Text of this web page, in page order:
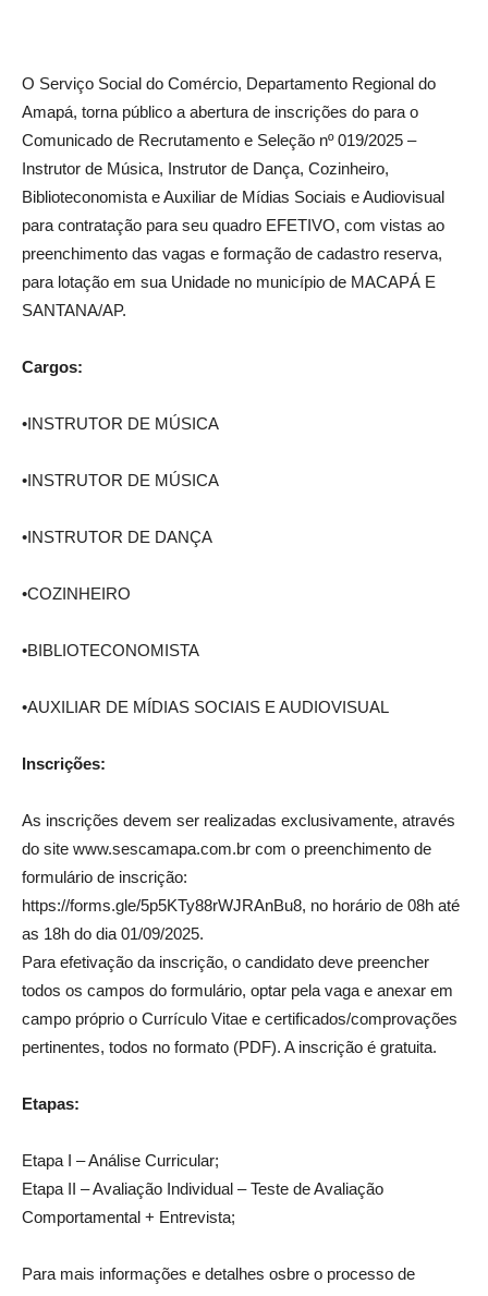
O Serviço Social do Comércio, Departamento Regional do
Amapá, torna público a abertura de inscrições do para o
Comunicado de Recrutamento e Seleção nº 019/2025 –
Instrutor de Música, Instrutor de Dança, Cozinheiro,
Biblioteconomista e Auxiliar de Mídias Sociais e Audiovisual
para contratação para seu quadro EFETIVO, com vistas ao
preenchimento das vagas e formação de cadastro reserva,
para lotação em sua Unidade no município de MACAPÁ E
SANTANA/AP.
Cargos:
•INSTRUTOR DE MÚSICA
•INSTRUTOR DE MÚSICA
•INSTRUTOR DE DANÇA
•COZINHEIRO
•BIBLIOTECONOMISTA
•AUXILIAR DE MÍDIAS SOCIAIS E AUDIOVISUAL
Inscrições:
As inscrições devem ser realizadas exclusivamente, através
do site www.sescamapa.com.br com o preenchimento de
formulário de inscrição:
https://forms.gle/5p5KTy88rWJRAnBu8, no horário de 08h até
as 18h do dia 01/09/2025.
Para efetivação da inscrição, o candidato deve preencher
todos os campos do formulário, optar pela vaga e anexar em
campo próprio o Currículo Vitae e certificados/comprovações
pertinentes, todos no formato (PDF). A inscrição é gratuita.
Etapas:
Etapa I – Análise Curricular;
Etapa II – Avaliação Individual – Teste de Avaliação
Comportamental + Entrevista;
Para mais informações e detalhes osbre o processo de